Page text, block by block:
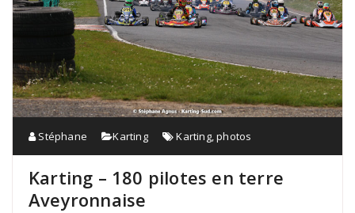
Stéphane Karting Karting,photos
Karting – 180 pilotes en terre
Aveyronnaise